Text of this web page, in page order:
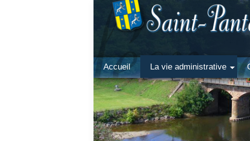
Accueil La vie administrative